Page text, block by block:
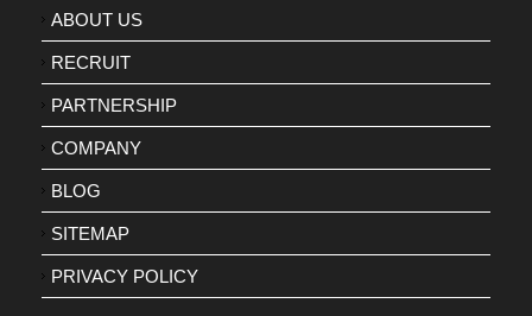
ABOUT US
RECRUIT
PARTNERSHIP
COMPANY
BLOG
SITEMAP
PRIVACY POLICY